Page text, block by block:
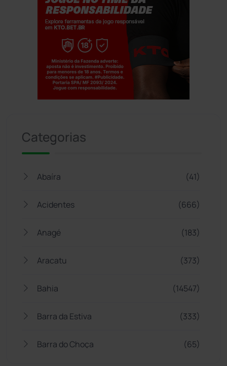
Categorias
Abaíra (41)
Acidentes (666)
Anagé (183)
Aracatu (373)
Bahia (14547)
Barra da Estiva (333)
Barra do Choça (65)